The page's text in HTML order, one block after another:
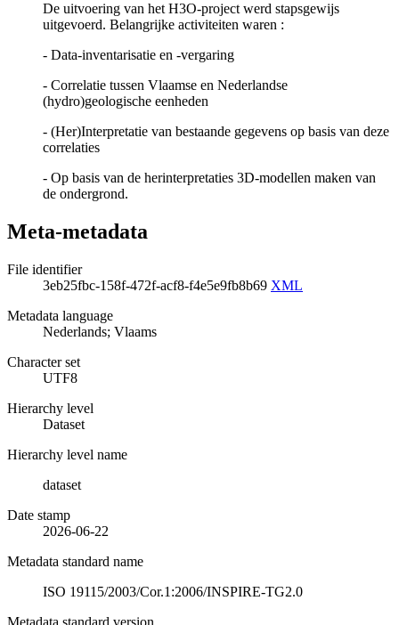
De uitvoering van het H3O-project werd stapsgewijs
uitgevoerd. Belangrijke activiteiten waren :
- Data-inventarisatie en -vergaring
- Correlatie tussen Vlaamse en Nederlandse
(hydro)geologische eenheden
- (Her)Interpretatie van bestaande gegevens op basis van deze
correlaties
- Op basis van de herinterpretaties 3D-modellen maken van
de ondergrond.
Meta-metadata
File identifier
3eb25fbc-158f-472f-acf8-f4e5e9fb8b69 XML
Metadata language
Nederlands; Vlaams
Character set
UTF8
Hierarchy level
Dataset
Hierarchy level name
dataset
Date stamp
2026-06-22
Metadata standard name
ISO 19115/2003/Cor.1:2006/INSPIRE-TG2.0
Metadata standard version